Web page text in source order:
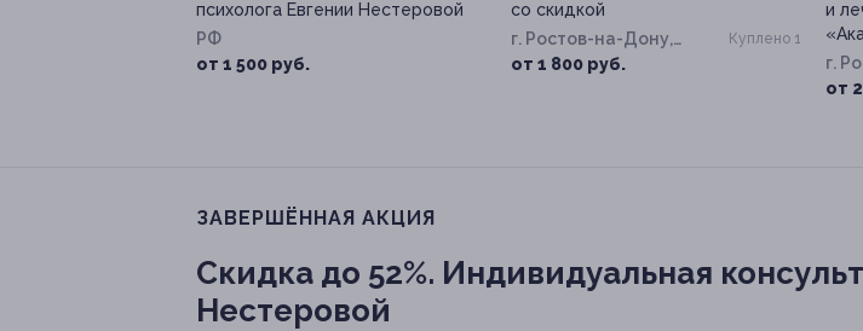
психолога Евгении Нестеровой
РФ
от 1 500 руб.
со скидкой
г. Ростов-на-Дону,
Островского пер, д. 41
от 1 800 руб.
Куплено 1
и
г.
д. 41
от
ЗАВЕРШЁННАЯ АКЦИЯ
Скидка до 52%. Индивидуальная
Нестеровой